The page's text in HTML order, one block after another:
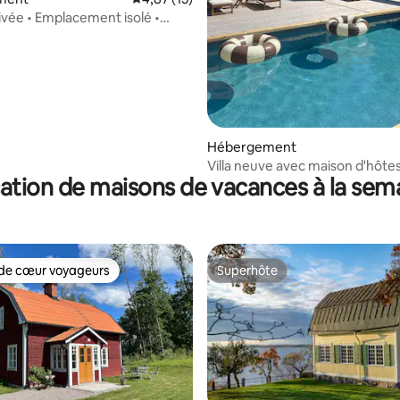
la base de 51 commentaires : 4,9 sur 5
• Emplacement isolé •
Hébergement
Villa neuve avec maison
l'archipel de Stockholm
de maisons de vacances à la
cœur voyageurs les plus appréciés
cœur voyageurs Superhôte
Superhôte